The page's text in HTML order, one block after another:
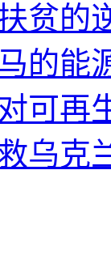
贫的
的
可再
乌克